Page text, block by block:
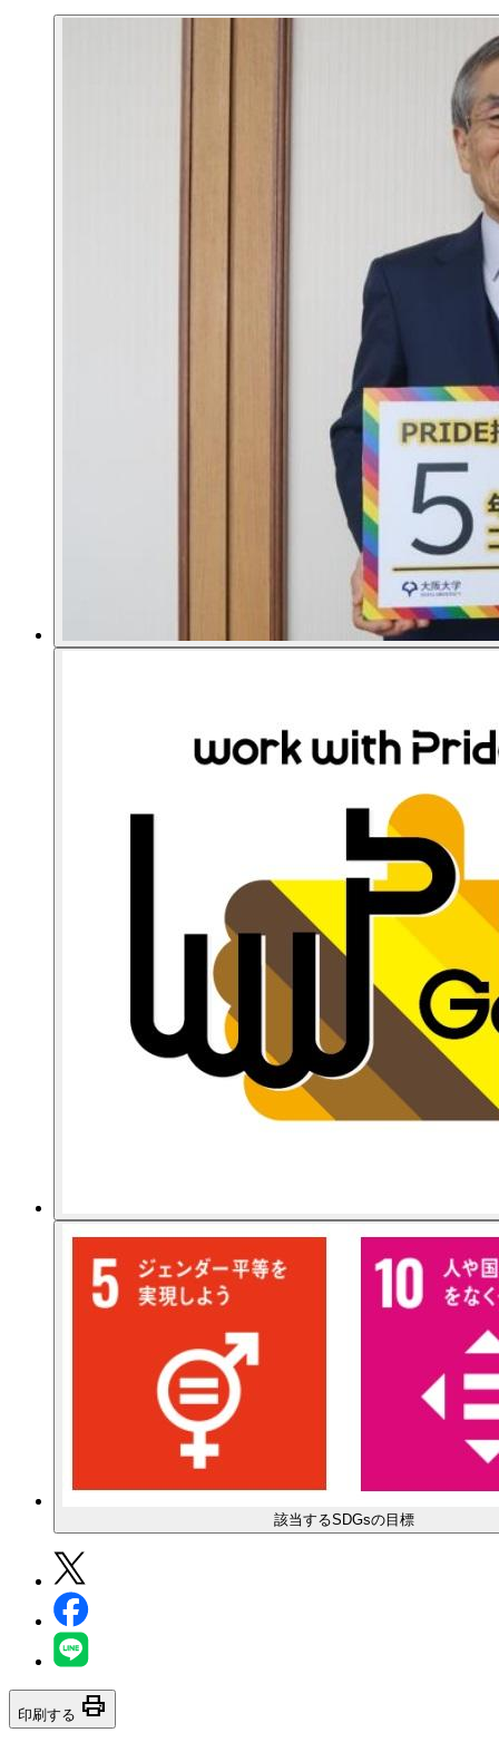
該当するSDGsの目標
印刷する print